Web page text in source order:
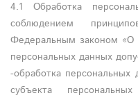
4.1 Обработка
соблюдением
Федеральным законом «О
персональных данных
-обработка персональных
субъекта